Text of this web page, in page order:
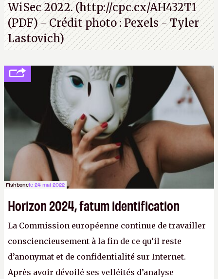
WiSec 2022. (http://cpc.cx/AH432T1
(PDF) - Crédit photo : Pexels - Tyler
Lastovich)
Fishbonele 24 mai 2022
Horizon 2024, fatum identification
La Commission européenne continue de travailler
consciencieusement à la fin de ce qu’il reste
d’anonymat et de confidentialité sur Internet.
Après avoir dévoilé ses velléités d’analyse